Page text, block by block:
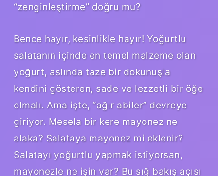
“zenginleştirme” doğru mu?
Bence hayır, kesinlikle hayır! Yoğurtlu
salatanın içinde en temel malzeme olan
yoğurt, aslında taze bir dokunuşla
kendini gösteren, sade ve lezzetli bir öğe
olmalı. Ama işte, “ağır abiler” devreye
giriyor. Mesela bir kere mayonez ne
alaka? Salataya mayonez mi eklenir?
Salatayı yoğurtlu yapmak istiyorsan,
mayonezle ne işin var? Bu sığ bakış açısı